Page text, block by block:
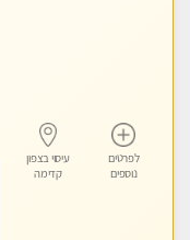
לפרטים
נוספים
עיסוי בצפון
קדימה